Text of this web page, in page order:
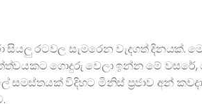
සියලු රටවල සැමරෙන වැදගත් දිනයක්.
ගොදුරු වෙලා ඉන්න මේ
සමස්තයක් විදිහට මිනිස් ප්‍රජාව අන්